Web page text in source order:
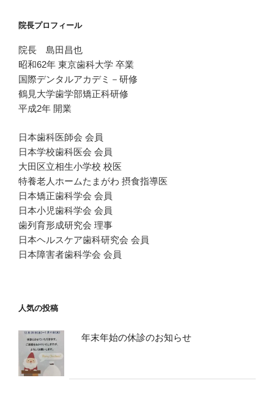
院長プロフィール
院長 島田昌也
昭和62年 東京歯科大学 卒業
国際デンタルアカデミ－研修
鶴見大学歯学部矯正科研修
平成2年 開業
日本歯科医師会 会員
日本学校歯科医会 会員
大田区立相生小学校 校医
特養老人ホームたまがわ 摂食指導医
日本矯正歯科学会 会員
日本小児歯科学会 会員
歯列育形成研究会 理事
日本ヘルスケア歯科研究会 会員
日本障害者歯科学会 会員
人気の投稿
年末年始の休診のお知らせ